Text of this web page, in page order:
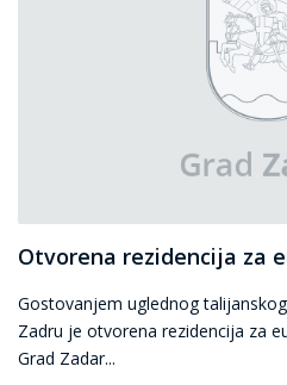
Otvorena rezidencija za
Gostovanjem uglednog
Zadru je otvorena rezidencija za
Grad Zadar...